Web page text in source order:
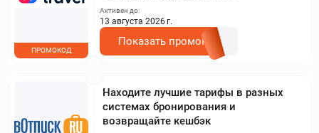
ПРОМОКОД
Активен до:
13 августа 2026 г.
Показать промокод
Находите лучшие тарифы в разных
системах бронирования и
возвращайте кешбэк